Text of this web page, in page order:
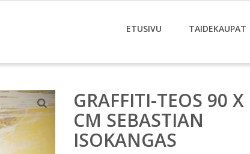
ETUSIVU TAIDEKAUPAT
GRAFFITI-TEOS 90
CM SEBASTIAN
ISOKANGAS